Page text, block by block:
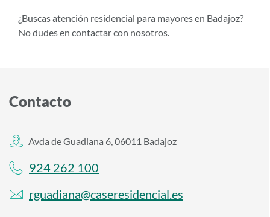
¿Buscas atención residencial para mayores en Badajoz?
No dudes en contactar con nosotros.
Contacto
Avda de Guadiana 6, 06011 Badajoz
924 262 100
rguadiana@caseresidencial.es